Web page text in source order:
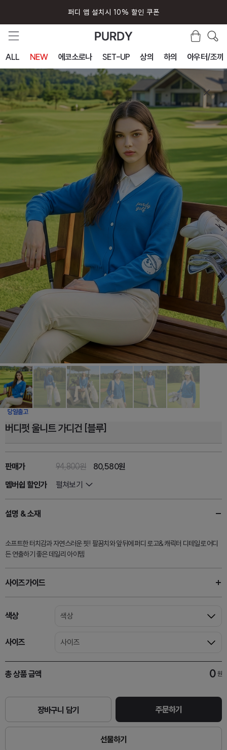
퍼디 앱 설치시 10% 할인 쿠폰
ALL NEW 에코소로나 SET-UP 상의 하의 아우터/조끼
버디펏 울니트 가디건 [블루]
판매가 94,800원 80,580원
멤버쉽 할인가
펼쳐보기
설명 & 소재
소프트한 터치감과 자연스러운 핏! 팔꿈치와 앞뒤에 퍼디 로고& 캐릭터 디테일로 어디
든 연출하기 좋은 데일리 아이템
사이즈가이드
색상 색상
사이즈 사이즈
총 상품 금액 0 원
장바구니 담기 주문하기
선물하기